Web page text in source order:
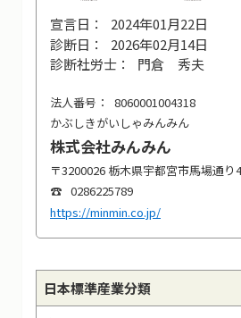
2024年01月22日
2026年02月14日
門倉 秀夫
8060001004318
かぶしきがいしゃみんみん
株式会社みんみん
〒3200026 栃木県宇都宮市馬場通り
0286225789
https://minmin.co.jp/
日本標準産業分類